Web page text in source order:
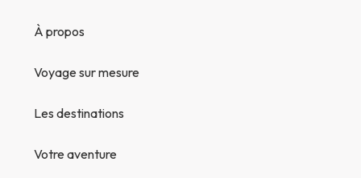
À propos
Voyage sur mesure
Les destinations
Votre aventure